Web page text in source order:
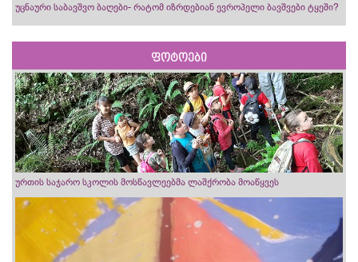
უცნაური საბავშვო ბაღები- რატომ იზრდებიან ევროპელი ბავშვები ტყეში?
ფოტოები
ურთის საჯარო სკოლის მოსწავლეებმა ლაშქრობა მოაწყვეს